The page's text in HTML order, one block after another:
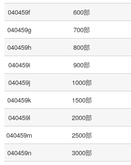
040459f
600部
040459g
700部
040459h
800部
040459i
900部
040459j
1000部
040459k
1500部
040459l
2000部
040459m
2500部
040459n
3000部